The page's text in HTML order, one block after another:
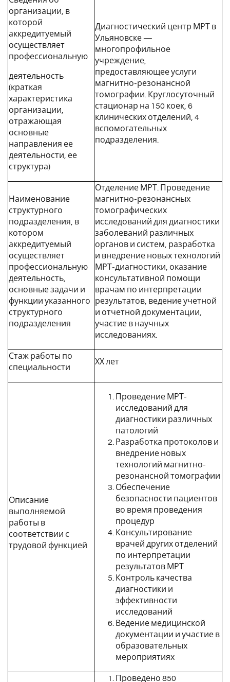
организации, в
которой
аккредитуемый
осуществляет
профессиональную
деятельность
(краткая
характеристика
организации,
отражающая
основные
направления ее
деятельности, ее
структура)
Диагностический центр МРТ в
Ульяновске —
многопрофильное
учреждение,
предоставляющее услуги
магнитно-резонансной
томографии. Круглосуточный
стационар на 150 коек, 6
клинических отделений, 4
вспомогательных
подразделения.
Наименование
структурного
подразделения, в
котором
аккредитуемый
осуществляет
профессиональную
деятельность,
основные задачи и
функции указанного
структурного
подразделения
Отделение МРТ. Проведение
магнитно-резонансных
томографических
исследований для диагностики
заболеваний различных
органов и систем, разработка
и внедрение новых технологий
МРТ-диагностики, оказание
консультативной помощи
врачам по интерпретации
результатов, ведение учетной
и отчетной документации,
участие в научных
исследованиях.
Стаж работы по
специальности
ХХ лет
Описание
выполняемой
работы в
соответствии с
трудовой функцией
Проведение МРТ-
исследований для
диагностики различных
патологий
Разработка протоколов и
внедрение новых
технологий магнитно-
резонансной томографии
Обеспечение
безопасности пациентов
во время проведения
процедур
Консультирование
врачей других отделений
по интерпретации
результатов МРТ
Контроль качества
диагностики и
эффективности
исследований
Ведение медицинской
документации и участие в
образовательных
мероприятиях
Проведено 850